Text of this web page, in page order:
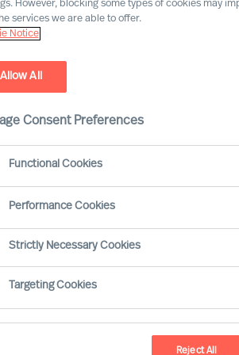
taucht ein in die
und des Wandels.
Schlüsselpersonen und/oder
zugänglich machen.
der Schweizer Wirtschaft,
wollen herausfinden, wie effektive
wird.
die Inhalte einen engen Bezug
Konzepte, sondern
However, blocking some types of cookies may
services we are able to offer.
Notice
Allow All
Consent Preferences
Functional Cookies
Performance Cookies
Strictly Necessary Cookies
Targeting Cookies
Reject All